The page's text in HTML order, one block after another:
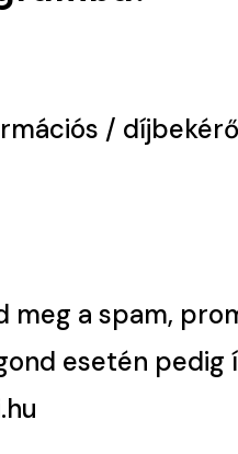
/
meg a spam,
esetén pedig